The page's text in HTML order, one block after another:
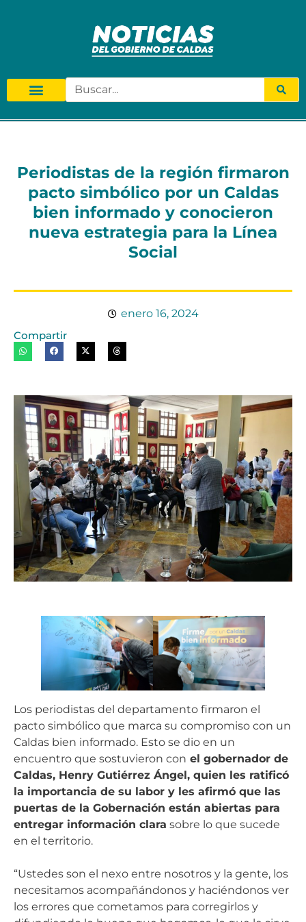
Periodistas de la región firmaron
pacto simbólico por un Caldas
bien informado y conocieron
nueva estrategia para la Línea
Social
enero 16, 2024
Compartir
Los periodistas del departamento firmaron el
pacto simbólico que marca su compromiso con un
Caldas bien informado. Esto se dio en un
encuentro que sostuvieron con el gobernador de
Caldas, Henry Gutiérrez Ángel, quien les ratificó
la importancia de su labor y les afirmó que las
puertas de la Gobernación están abiertas para
entregar información clara sobre lo que sucede
en el territorio.
“Ustedes son el nexo entre nosotros y la gente, los
necesitamos acompañándonos y haciéndonos ver
los errores que cometamos para corregirlos y